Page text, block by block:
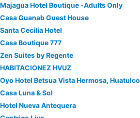
Majagua Hotel Boutique -Adults Only
Casa Guanab Guest House
Santa Cecilia Hotel
Casa Boutique 777
Zen Suites by Regente
HABITACIONEZ HVUZ
Oyo Hotel Betsua Vista Hermosa, Huatulco
Casa Luna & Sol
Hotel Nueva Antequera